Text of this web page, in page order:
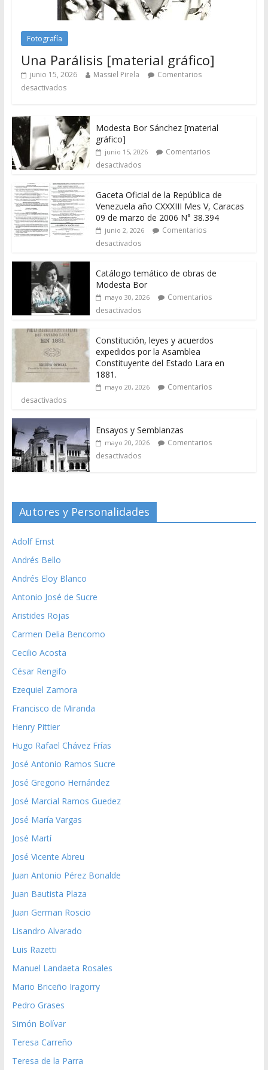
Fotografía
Una Parálisis [material gráfico]
junio 15, 2026 Massiel Pirela
Comentarios
desactivados
Modesta Bor Sánchez [material
gráfico]
junio 15, 2026
Comentarios
desactivados
Gaceta Oficial de la República de
Venezuela año CXXXIII Mes V, Caracas
09 de marzo de 2006 N° 38.394
junio 2, 2026
Comentarios
desactivados
Catálogo temático de obras de
Modesta Bor
mayo 30, 2026
Comentarios
desactivados
Constitución, leyes y acuerdos
expedidos por la Asamblea
Constituyente del Estado Lara en
1881.
mayo 20, 2026
Comentarios
desactivados
Ensayos y Semblanzas
mayo 20, 2026
Comentarios
desactivados
Autores y Personalidades
Adolf Ernst
Andrés Bello
Andrés Eloy Blanco
Antonio José de Sucre
Aristides Rojas
Carmen Delia Bencomo
Cecilio Acosta
César Rengifo
Ezequiel Zamora
Francisco de Miranda
Henry Pittier
Hugo Rafael Chávez Frías
José Antonio Ramos Sucre
José Gregorio Hernández
José Marcial Ramos Guedez
José María Vargas
José Martí
José Vicente Abreu
Juan Antonio Pérez Bonalde
Juan Bautista Plaza
Juan German Roscio
Lisandro Alvarado
Luis Razetti
Manuel Landaeta Rosales
Mario Briceño Iragorry
Pedro Grases
Simón Bolívar
Teresa Carreño
Teresa de la Parra